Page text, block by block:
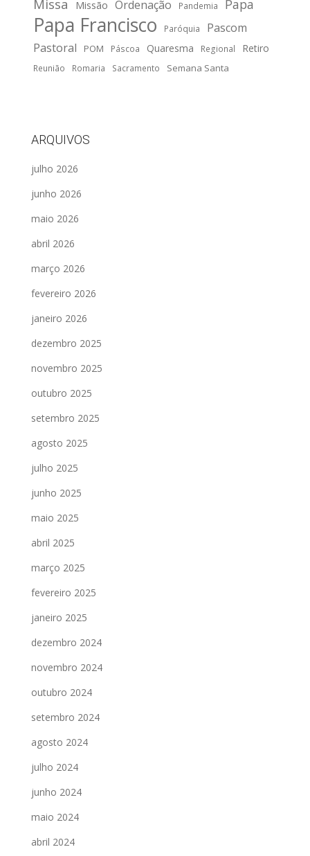
Missa Missão Ordenação Pandemia Papa
Papa Francisco Paróquia
Pascom
Pastoral
POM Páscoa Quaresma Regional Retiro
Reunião Romaria Sacramento Semana Santa
ARQUIVOS
julho 2026
junho 2026
maio 2026
abril 2026
março 2026
fevereiro 2026
janeiro 2026
dezembro 2025
novembro 2025
outubro 2025
setembro 2025
agosto 2025
julho 2025
junho 2025
maio 2025
abril 2025
março 2025
fevereiro 2025
janeiro 2025
dezembro 2024
novembro 2024
outubro 2024
setembro 2024
agosto 2024
julho 2024
junho 2024
maio 2024
abril 2024